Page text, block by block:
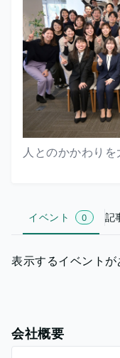
人とのかかわり
イベント 0 記
表示するイベントが
会社概要